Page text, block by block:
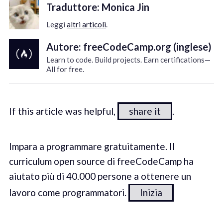
Traduttore: Monica Jin
Leggi altri articoli.
Autore: freeCodeCamp.org (inglese)
Learn to code. Build projects. Earn certifications—
All for free.
If this article was helpful, share it .
Impara a programmare gratuitamente. Il
curriculum open source di freeCodeCamp ha
aiutato più di 40.000 persone a ottenere un
lavoro come programmatori.
Inizia